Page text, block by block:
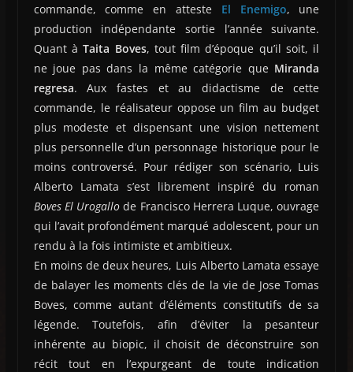
commande, comme en atteste El Enemigo, une
production indépendante sortie l’année suivante.
Quant àTaita Boves, tout film d’époque qu’il soit, il
ne joue pas dans la même catégorie que Miranda
regresa. Aux fastes et au didactisme de cette
commande, le réalisateur oppose un film au budget
plus modeste et dispensant une vision nettement
plus personnelle d’un personnage historique pour le
moins controversé. Pour rédiger son scénario, Luis
Alberto Lamata s’est librement inspiré du roman
Boves El Urogallo de Francisco Herrera Luque, ouvrage
qui l’avait profondément marqué adolescent, pour un
rendu à la fois intimiste et ambitieux.
En moins de deux heures, Luis Alberto Lamata essaye
de balayer les moments clés de la vie de Jose Tomas
Boves, comme autant d’éléments constitutifs de sa
légende. Toutefois, afin d’éviter la pesanteur
inhérente au biopic, il choisit de déconstruire son
récit tout en l’expurgeant de toute indication